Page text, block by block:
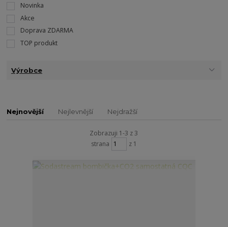
Novinka
Akce
Doprava ZDARMA
TOP produkt
Výrobce
Nejnovější Nejlevnější Nejdražší
Zobrazuji 1-3 z 3
strana
z 1